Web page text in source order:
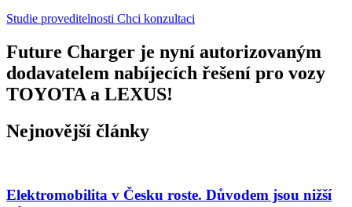
Studie proveditelnosti Chci konzultaci
Future Charger je nyní autorizovaným
dodavatelem nabíjecích řešení pro vozy
TOYOTA a LEXUS!
Nejnovější články
Elektromobilita v Česku roste. Důvodem jsou nižší